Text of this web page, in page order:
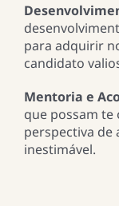
para adquirir
candidato
Mentoria e
que possam te
perspectiva de
inestimável.